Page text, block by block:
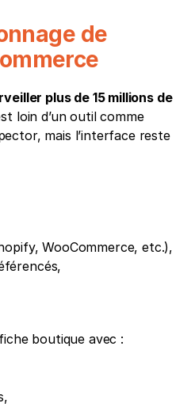
de
plus de 15 millions de
loin d’un outil comme
mais l’interface reste
WooCommerce, etc.),
boutique avec :